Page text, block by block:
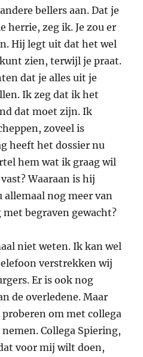
bellers aan. Dat je
herrie, zeg ik. Je zou er
Hij legt uit dat het wel
zien, terwijl je praat.
dat je alles uit je
Ik zeg dat ik het
dat moet zijn. Ik
zoveel is
heeft het dossier nu
hem wat ik graag wil
Waaraan is hij
allemaal nog meer van
begraven gewacht?
niet weten. Ik kan wel
verstrekken wij
Er is ook nog
de overledene. Maar
om met collega
Collega Spiering,
voor mij wilt doen,